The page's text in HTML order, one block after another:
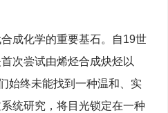
成化学的重要基石。自19世
次尝试由烯烃合成炔烃以
始终未能找到一种温和、实
统研究，将目光锁定在一种